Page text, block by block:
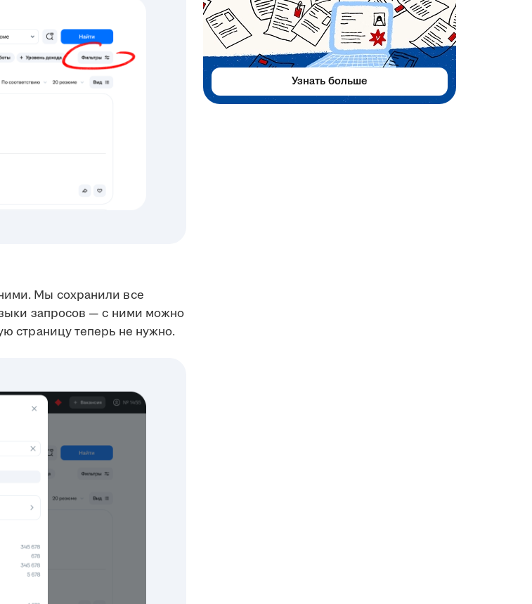
Мы сохранили все
запросов — с ними можно
страницу теперь не нужно.
Узнать больше